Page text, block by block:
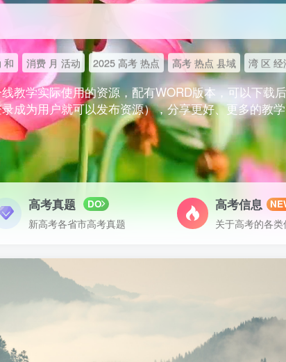
和 消费 月 活动 2025 高考 热点 高考 热点 县域 湾 区 经
教学实际使用的资源，配有WORD版本，可以下载
成为用户就可以发布资源），分享更好、更多的教
高考真题 DO
新高考各省市高考真题
高考信息
关于高考的各类